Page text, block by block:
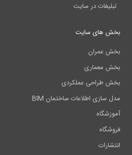
تبلیغات در سایت
بخش های سایت
بخش عمران
بخش معماری
بخش طراحی عملکردی
مدل سازی اطلاعات ساختمان BIM
آموزشگاه
فروشگاه
انتشارات